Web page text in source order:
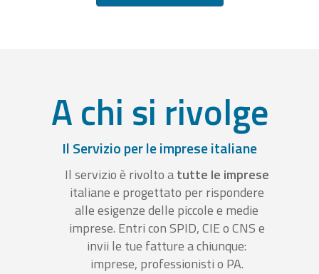
A chi si rivolge
Il Servizio per le imprese italiane
Il servizio è rivolto atutte le imprese
italiane e progettato per rispondere
alle esigenze delle piccole e medie
imprese. Entri con SPID, CIE o CNS e
invii le tue fatture a chiunque:
imprese, professionisti o PA.